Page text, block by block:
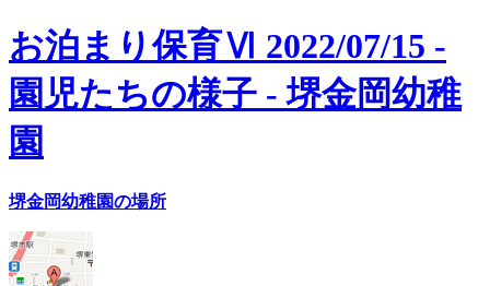
お泊まり保育Ⅵ 2022/07/15 -
園児たちの様子 - 堺金岡幼稚
園
堺金岡幼稚園の場所